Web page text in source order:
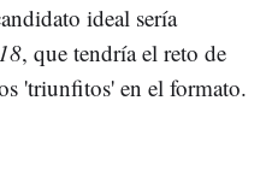
ideal sería
, que tendría el reto de
'triunfitos' en el formato.